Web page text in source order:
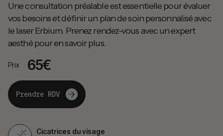
Une consultation préalable est essentielle pour évaluer
vos besoins et définir un plan de soin personnalisé avec
le laser Erbium. Prenez rendez-vous avec un expert
aesthé pour en savoir plus.
Prix 65€
Prendre RDV
Cicatrices du visage